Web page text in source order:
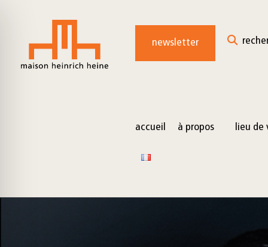
content
newsletter
accueil à propos lieu de